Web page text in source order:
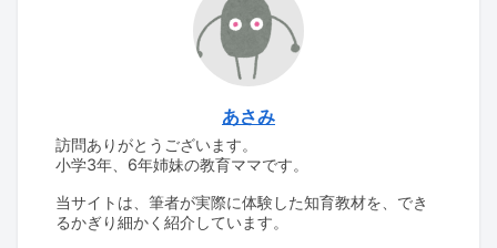
あさみ
訪問ありがとうございます。
小学3年、6年姉妹の教育ママです。
当サイトは、筆者が実際に体験した知育教材を、でき
るかぎり細かく紹介しています。